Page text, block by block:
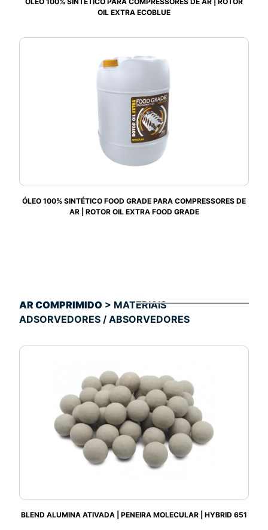
OIL EXTRA ECOBLUE
ÓLEO 100% SINTÉTICO FOOD GRADE PARA COMPRESSORES DE
AR | ROTOR OIL EXTRA FOOD GRADE
AR COMPRIMIDO > MATERIAIS
ADSORVEDORES / ABSORVEDORES
BLEND ALUMINA ATIVADA | PENEIRA MOLECULAR | HYBRID 651